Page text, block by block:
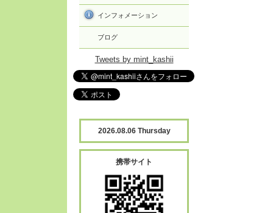
インフォメーション
ブログ
Tweets by mint_kashii
2026.08.06 Thursday
携帯サイト